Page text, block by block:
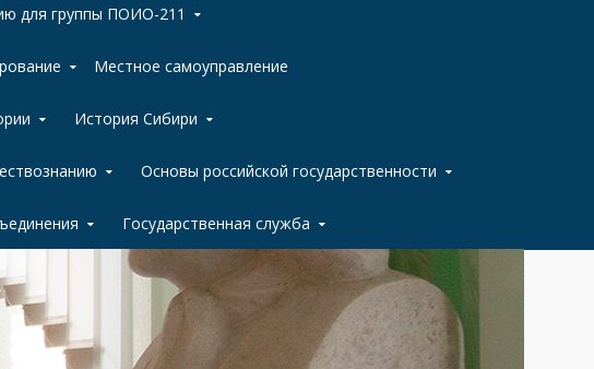
для группы ПОИО-211
Местное самоуправление
История Сибири
Основы российской государственности
Государственная служба